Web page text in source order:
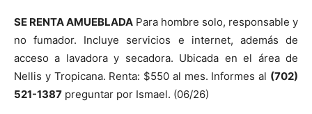
SE RENTA AMUEBLADA Para hombre solo, responsable y
no fumador. Incluye servicios e internet, además de
acceso a lavadora y secadora. Ubicada en el área de
Nellis y Tropicana. Renta: $550 al mes. Informes al (702)
521-1387 preguntar por Ismael. (06/26)